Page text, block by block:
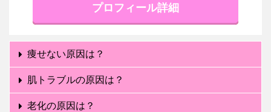
プロフィール詳細
痩せない原因は？
肌トラブルの原因は？
老化の原因は？